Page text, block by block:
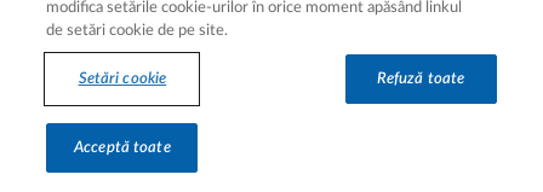
Video Dr. Xavier
modifica setările cookie-urilor în orice moment apăsând linkul
de setări cookie de pe site.
Setări cookie Refuză toate
Acceptă toate